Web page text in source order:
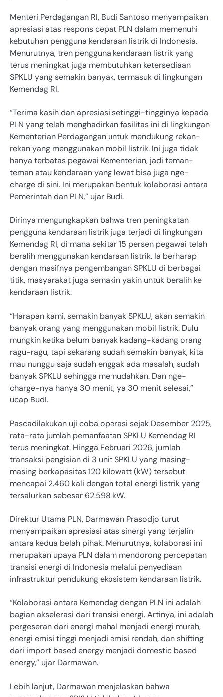
Menteri Perdagangan RI, Budi Santoso menyampaikan
apresiasi atas respons cepat PLN dalam memenuhi
kebutuhan pengguna kendaraan listrik di Indonesia.
Menurutnya, tren pengguna kendaraan listrik yang
terus meningkat juga membutuhkan ketersediaan
SPKLU yang semakin banyak, termasuk di lingkungan
Kemendag RI.
“Terima kasih dan apresiasi setinggi-tingginya kepada
PLN yang telah menghadirkan fasilitas ini di lingkungan
Kementerian Perdagangan untuk mendukung rekan-
rekan yang menggunakan mobil listrik. Ini juga tidak
hanya terbatas pegawai Kementerian, jadi teman-
teman atau kendaraan yang lewat bisa juga nge-
charge di sini. Ini merupakan bentuk kolaborasi antara
Pemerintah dan PLN,” ujar Budi.
Dirinya mengungkapkan bahwa tren peningkatan
pengguna kendaraan listrik juga terjadi di lingkungan
Kemendag RI, di mana sekitar 15 persen pegawai telah
beralih menggunakan kendaraan listrik. Ia berharap
dengan masifnya pengembangan SPKLU di berbagai
titik, masyarakat juga semakin yakin untuk beralih ke
kendaraan listrik.
“Harapan kami, semakin banyak SPKLU, akan semakin
banyak orang yang menggunakan mobil listrik. Dulu
mungkin ketika belum banyak kadang-kadang orang
ragu-ragu, tapi sekarang sudah semakin banyak, kita
mau nunggu saja sudah enggak ada masalah, sudah
banyak SPKLU sehingga memudahkan. Dan nge-
charge-nya hanya 30 menit, ya 30 menit selesai,”
ucap Budi.
Pascadilakukan uji coba operasi sejak Desember 2025,
rata-rata jumlah pemanfaatan SPKLU Kemendag RI
terus meningkat. Hingga Februari 2026, jumlah
transaksi pengisian di 3 unit SPKLU yang masing-
masing berkapasitas 120 kilowatt (kW) tersebut
mencapai 2.460 kali dengan total energi listrik yang
tersalurkan sebesar 62.598 kW.
Direktur Utama PLN, Darmawan Prasodjo turut
menyampaikan apresiasi atas sinergi yang terjalin
antara kedua belah pihak. Menurutnya, kolaborasi ini
merupakan upaya PLN dalam mendorong percepatan
transisi energi di Indonesia melalui penyediaan
infrastruktur pendukung ekosistem kendaraan listrik.
“Kolaborasi antara Kemendag dengan PLN ini adalah
bagian akselerasi dari transisi energi. Artinya, ini adalah
pergeseran dari energi mahal menjadi energi murah,
energi emisi tinggi menjadi emisi rendah, dan shifting
dari import based energy menjadi domestic based
energy,” ujar Darmawan.
Lebih lanjut, Darmawan menjelaskan bahwa